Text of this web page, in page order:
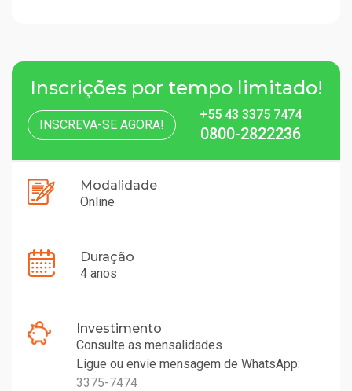
Inscrições por tempo limitado!
INSCREVA-SE AGORA!
+55 43 3375 7474
0800-2822236
Modalidade
Online
Duração
4 anos
Investimento
Consulte as mensalidades
Ligue ou envie mensagem de WhatsApp:
3375-7474